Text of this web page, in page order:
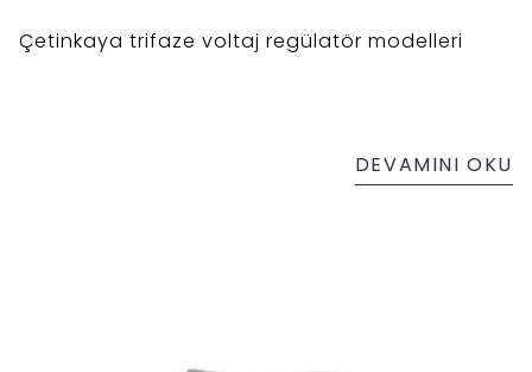
Çetinkaya trifaze voltaj regülatör modelleri
DEVAMINI OKU